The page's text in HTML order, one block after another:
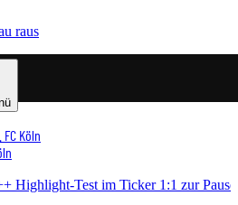
raus
FC Köln
im Ticker1:1 zur Pause – FC mit